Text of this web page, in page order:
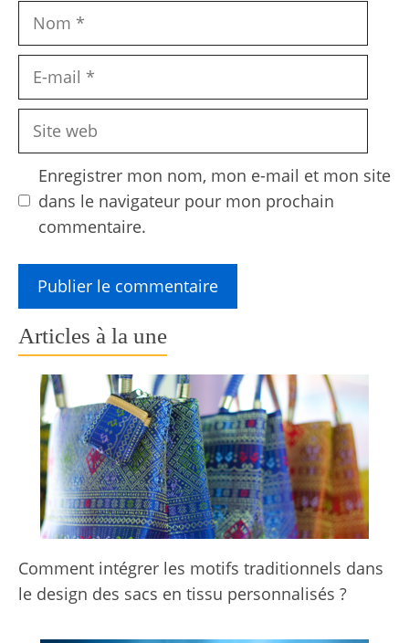
Nom
Site
Enregistrer mon nom, mon e-mail et mon site
dans le navigateur pour mon prochain
commentaire.
Articles à la une
Comment intégrer les motifs traditionnels dans
le design des sacs en tissu personnalisés ?